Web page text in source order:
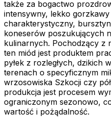
także za bogactwo
intensywny, lekko
charakterystyczny,
koneserów poszukujących
kulinarnych. Pochodzący z
ten miód jest produktem
pyłek z rozległych, dzikich
terenach o specyficznym
wrzosowiska Szkocji czy
produkcja jest procesem
ograniczonym sezonowo,
wartość i pożądalność.